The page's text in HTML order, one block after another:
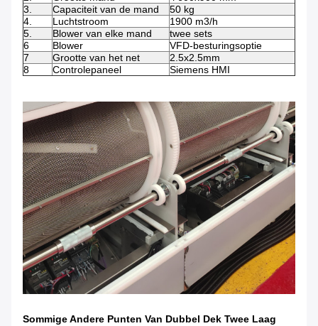
3.
Capaciteit van de mand
50 kg
4.
Luchtstroom
1900 m3/h
5.
Blower van elke mand
twee sets
6
Blower
VFD-besturingsoptie
7
Grootte van het net
2.5x2.5mm
8
Controlepaneel Siemens HMI
Sommige Andere Punten Van Dubbel Dek Twee Laag